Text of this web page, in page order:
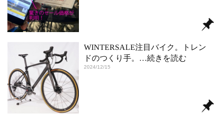
WINTERSALE注目バイク。トレン
ドのつくり手。 …続きを読む
2024/12/15